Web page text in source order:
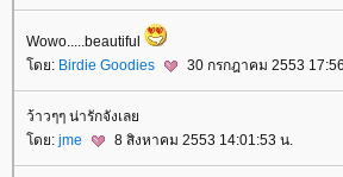
Wowo.....beautiful
ดย: Birdie Goodies 30 กรกฎาคม 2553
ว้าวๆๆ น่ารักจังเล
ดย: jme 8 สิงหาคม 2553 14:01:53 น.